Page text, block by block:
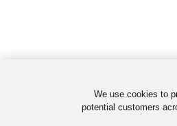
We use cookies to
potential customers